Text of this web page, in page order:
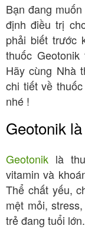
Bạn đang
định điều trị
phải biết trước
thuốc
Hãy cùng Nhà
chi tiết về
nhé !
Geotonik
Geotonik là
vitamin và
Thể chất yếu,
mệt mỏi,
trẻ đang tuổi lớn.